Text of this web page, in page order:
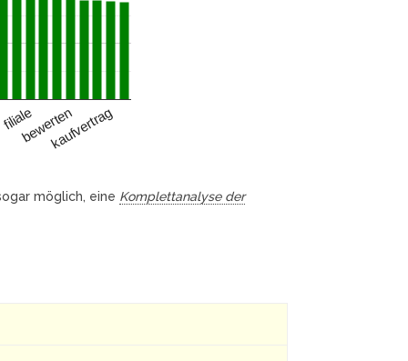
filialebewertenkaufvertrag
möglich, eine Komplettanalyse der